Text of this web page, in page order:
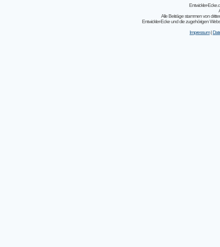
Entwickler-
Alle Beiträge stammen von
Entwickler-Ecke und die zugehörigen
Impressum|